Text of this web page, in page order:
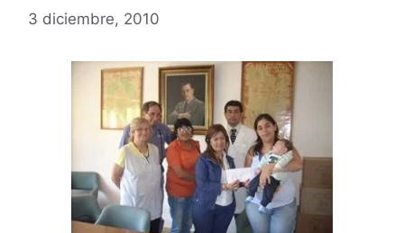
3 diciembre, 2010